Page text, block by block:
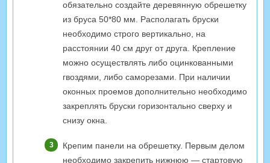
обязательно создайте деревянную обрешетку
из бруса 50*80 мм. Располагать бруски
необходимо строго вертикально, на
расстоянии 40 см друг от друга. Крепление
можно осуществлять либо оцинкованными
гвоздями, либо саморезами. При наличии
оконных проемов дополнительно необходимо
закреплять бруски горизонтально сверху и
снизу окна.
Крепим панели на обрешетку. Первым делом
необходимо закрепить нижнюю — стартовую